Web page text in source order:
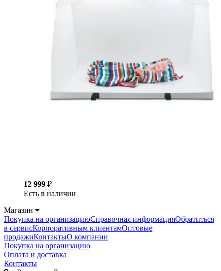
12 999 ₽
Есть в наличии
Магазин
Покупка на организациюСправочная информацияОбратиться
в сервисКорпоративным клиентамОптовые
продажиКонтактыО компании
Покупка на организацию
Оплата и доставка
Контакты